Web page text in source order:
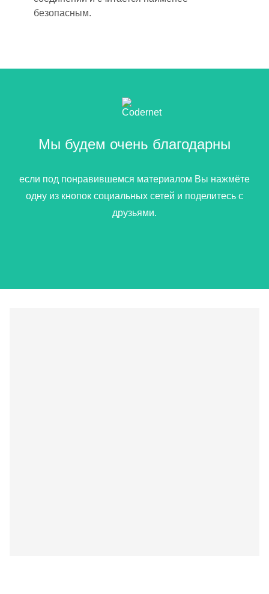
безопасным.
Мы будем очень благодарны
если под понравившемся материалом Вы нажмёте
одну из кнопок социальных сетей и поделитесь с
друзьями.